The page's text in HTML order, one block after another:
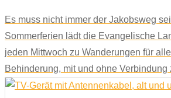
Es muss nicht immer der Jakobsweg
Sommerferien lädt die Evangelische
jeden Mittwoch zu Wanderungen für
Behinderung, mit und ohne Verbindung